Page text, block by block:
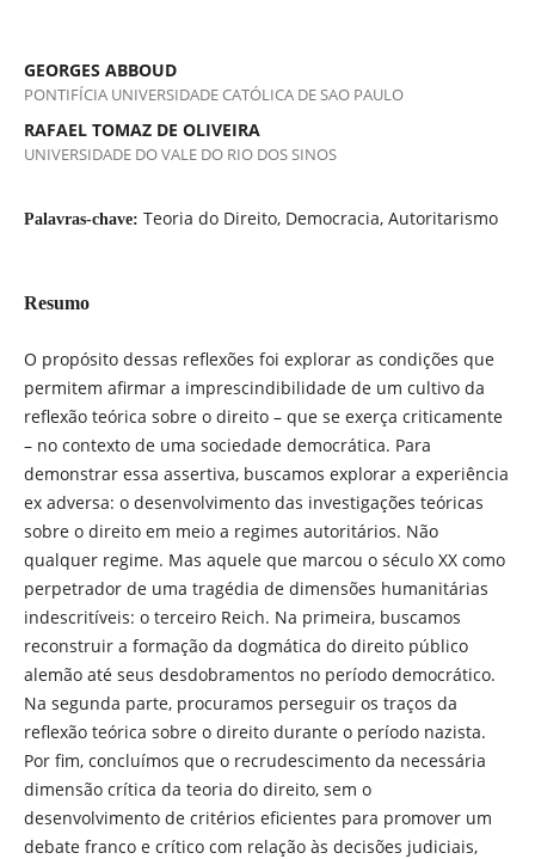
GEORGES ABBOUD
PONTIFÍCIA UNIVERSIDADE CATÓLICA DE SAO PAULO
RAFAEL TOMAZ DE OLIVEIRA
UNIVERSIDADE DO VALE DO RIO DOS SINOS
Palavras-chave: Teoria do Direito, Democracia, Autoritarismo
Resumo
O propósito dessas reflexões foi explorar as condições que
permitem afirmar a imprescindibilidade de um cultivo da
reflexão teórica sobre o direito – que se exerça criticamente
– no contexto de uma sociedade democrática. Para
demonstrar essa assertiva, buscamos explorar a experiência
ex adversa: o desenvolvimento das investigações teóricas
sobre o direito em meio a regimes autoritários. Não
qualquer regime. Mas aquele que marcou o século XX como
perpetrador de uma tragédia de dimensões humanitárias
indescritíveis: o terceiro Reich. Na primeira, buscamos
reconstruir a formação da dogmática do direito público
alemão até seus desdobramentos no período democrático.
Na segunda parte, procuramos perseguir os traços da
reflexão teórica sobre o direito durante o período nazista.
Por fim, concluímos que o recrudescimento da necessária
dimensão crítica da teoria do direito, sem o
desenvolvimento de critérios eficientes para promover um
debate franco e crítico com relação às decisões judiciais,